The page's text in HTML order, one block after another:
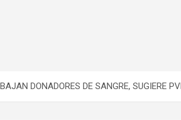
BAJAN DONADORES DE SANGRE, SUGIERE